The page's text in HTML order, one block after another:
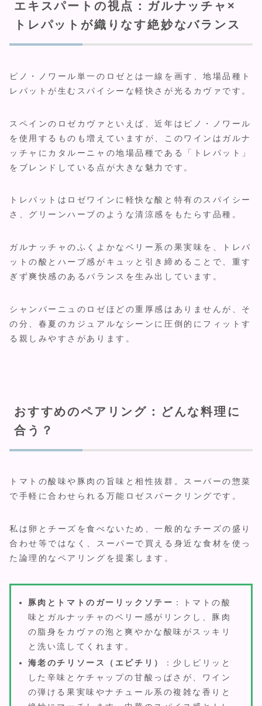
エキスパートの視点：ガルナッチャ×
トレパットが織りなす絶妙なバランス
ピノ・ノワール単一のロゼとは一線を画す、地場品種ト
レパットが生むスパイシーな軽快さが光るカヴァです。
スペインのロゼカヴァといえば、近年はピノ・ノワール
を使用するものも増えていますが、このワインはガルナ
ッチャにカタルーニャの地場品種である「トレパット」
をブレンドしている点が大きな魅力です。
トレパットはロゼワインに軽快な酸と特有のスパイシー
さ、グリーンハーブのような清涼感をもたらす品種。
ガルナッチャのふくよかなベリー系の果実味を、トレパ
ットの酸とハーブ感がキュッと引き締めることで、重す
ぎず爽快感のあるバランスを生み出しています。
シャンパーニュのロゼほどの重厚感はありませんが、そ
の分、春夏のカジュアルなシーンに圧倒的にフィットす
る親しみやすさがあります。
おすすめのペアリング：どんな料理に
合う？
トマトの酸味や豚肉の旨味と相性抜群。スーパーの惣菜
で手軽に合わせられる万能ロゼスパークリングです。
私は卵とチーズを食べないため、一般的なチーズの盛り
合わせ等ではなく、スーパーで買える身近な食材を使っ
た論理的なペアリングを提案します。
豚肉とトマトのガーリックソテー ：トマトの酸
味とガルナッチャのベリー感がリンクし、豚肉
の脂身をカヴァの泡と爽やかな酸味がスッキリ
と洗い流してくれます。
海老のチリソース（エビチリ）
：少しピリッと
した辛味とケチャップの甘酸っぱさが、ワイン
の弾ける果実味やナチュール系の複雑な香りと